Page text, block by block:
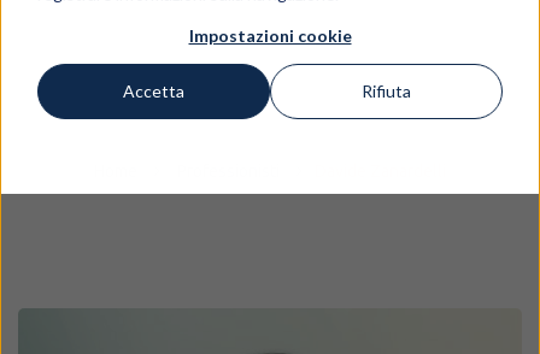
Impostazioni cookie
Accetta Rifiuta